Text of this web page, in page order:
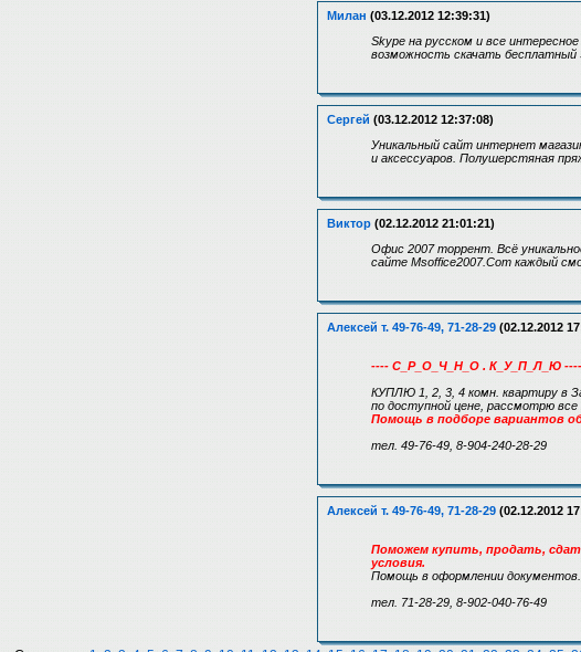
Милан (03.12.2012 12:39:31)
Skype на русском и все
возможность скачать бесплатный
Сергей (03.12.2012 12:37:08)
Уникальный сайт интернет
и аксессуаров. Полушерстяная
Виктор (02.12.2012 21:01:21)
Офис 2007 торрент. Всё
сайте Msoffice2007.Com каждый
Алексей т. 49-76-49, 71-28-29 (02.12.2012
---- С_Р_О_Ч_Н_О . К_У_П_Л_Ю ----
КУПЛЮ 1, 2, 3, 4 комн. квартиру в
по доступной цене, рассмотрю
Помощь в подборе вариантов
тел. 49-76-49, 8-904-240-28-29
Алексей т. 49-76-49, 71-28-29 (02.12.2012
Поможем купить, продать,
условия.
Помощь в оформлении документов.
тел. 71-28-29, 8-902-040-76-49